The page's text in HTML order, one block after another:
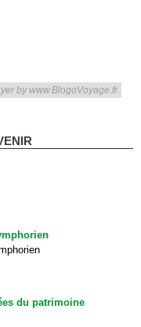
by www.BlogoVoyage.fr
du patrimoine